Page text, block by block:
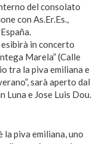
del consolato
con As.Er.Es.,
in concerto
Marela” (Calle
tra la piva emiliana e
sarà aperto dal
Luna e Jose Luis Dou.
piva emiliana, uno